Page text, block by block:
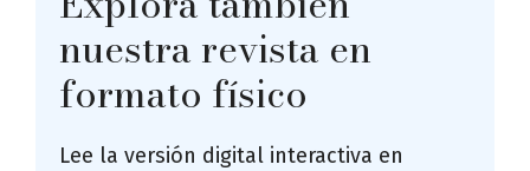
nuestra revista en
formato físico
Lee la versión digital interactiva en